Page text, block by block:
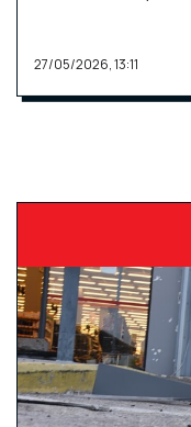
ΔΕΗ και τις τράπεζες
27/05/2026, 13:11